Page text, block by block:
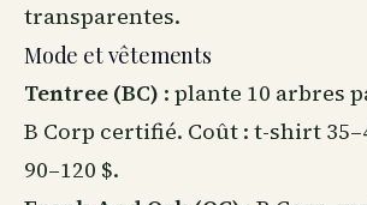
transparentes.
Mode et vêtements
Tentree (BC) : plante 10 arbres
B Corp certifié. Coût : t-shirt
90–120 $.